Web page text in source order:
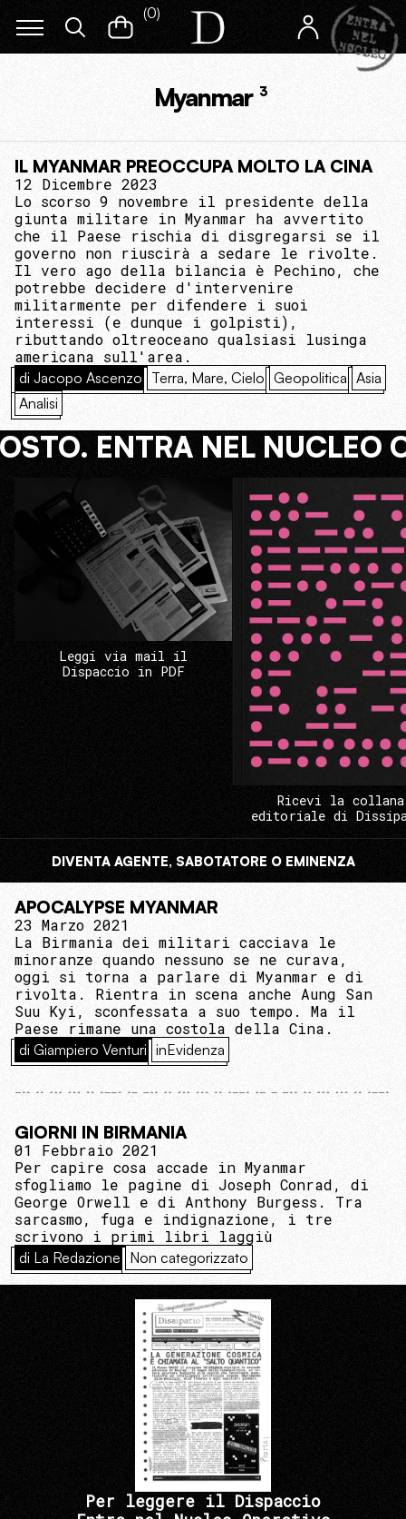
(0)
Myanmar 3
IL MYANMAR PREOCCUPA MOLTO LA CINA
12 Dicembre 2023
Lo scorso 9 novembre il presidente della
giunta militare in Myanmar ha avvertito
che il Paese rischia di disgregarsi se il
governo non riuscirà a sedare le rivolte.
Il vero ago della bilancia è Pechino, che
potrebbe decidere d'intervenire
militarmente per difendere i suoi
interessi (e dunque i golpisti),
ributtando oltreoceano qualsiasi lusinga
americana sull'area.
di Jacopo Ascenzo Terra, Mare, Cielo Geopolitica Asia
Analisi
ENTRA NEL NUCLEO
Leggi via mail il
Dispaccio in PDF
Ricevi la collana
editoriale di
DIVENTA AGENTE, SABOTATORE O EMINENZA
APOCALYPSE MYANMAR
23 Marzo 2021
La Birmania dei militari cacciava le
minoranze quando nessuno se ne curava,
oggi si torna a parlare di Myanmar e di
rivolta. Rientra in scena anche Aung San
Suu Kyi, sconfessata a suo tempo. Ma il
Paese rimane una costola della Cina.
di Giampiero Venturi inEvidenza
GIORNI IN BIRMANIA
01 Febbraio 2021
Per capire cosa accade in Myanmar
sfogliamo le pagine di Joseph Conrad, di
George Orwell e di Anthony Burgess. Tra
sarcasmo, fuga e indignazione, i tre
scrivono i primi libri laggiù
di La Redazione Non categorizzato
Per leggere il Dispaccio